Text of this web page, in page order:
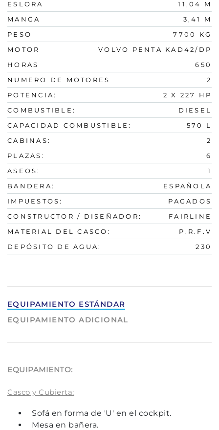
ESLORA
11,04 M
MANGA
3,41 M
PESO
7700 KG
MOTOR
VOLVO PENTA KAD42/DP
HORAS
650
NUMERO DE MOTORES
2
POTENCIA:
2 X 227 HP
COMBUSTIBLE:
DIESEL
CAPACIDAD COMBUSTIBLE:
570 L
CABINAS:
2
PLAZAS:
6
ASEOS:
1
BANDERA:
ESPAÑOLA
IMPUESTOS:
PAGADOS
CONSTRUCTOR / DISEÑADOR:
FAIRLINE
MATERIAL DEL CASCO:
P.R.F.V
DEPÓSITO DE AGUA:
230
EQUIPAMIENTO ESTÁNDAR
EQUIPAMIENTO ADICIONAL
EQUIPAMIENTO:
Casco y Cubierta:
Sofá en forma de 'U' en el cockpit.
Mesa en bañera.